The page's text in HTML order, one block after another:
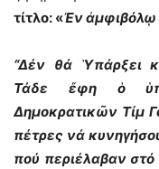
τίτλο: «Ἐν ἀμφιβόλῳ
“Δέν θά Ὑπάρξει
Τάδε ἔφη ὁ
Δημοκρατικῶν Τίμ
πέτρες νά
πού περιέλαβαν